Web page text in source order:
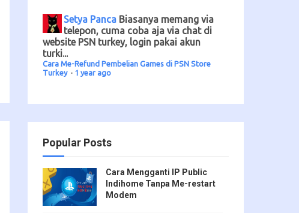
Setya Panca Biasanya memang via
telepon, cuma coba aja via chat di
website PSN turkey, login pakai akun
turki...
Cara Me-Refund Pembelian Games di PSN Store
Turkey · 1 year ago
Popular Posts
Cara Mengganti IP Public
Indihome Tanpa Me-restart
Modem